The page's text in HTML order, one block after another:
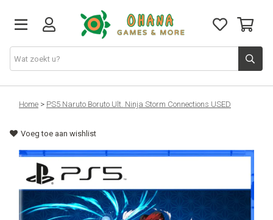
TCG
Merch
Funko
PlayStation
Home > PS5 Naruto Boruto Ult. Ninja Storm Connections USED
Voeg toe aan wishlist